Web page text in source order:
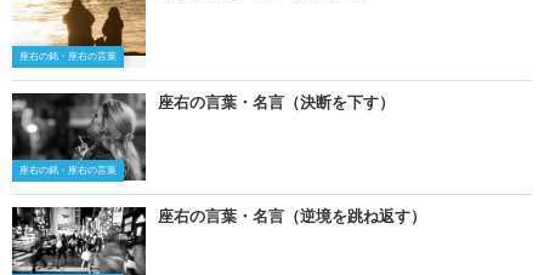
座右の銘・座右の言葉
座右の銘・座右の言葉
座右の言葉・名言（決断を下す）
座右の言葉・名言（逆境を跳ね返す）